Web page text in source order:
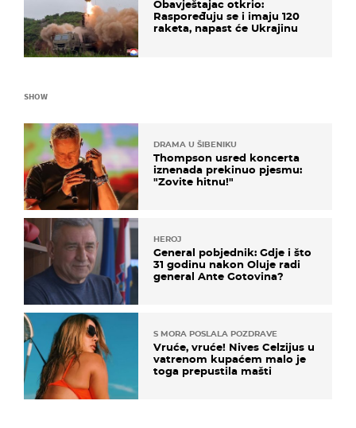
Obavještajac otkrio:
Raspoređuju se i imaju 120
raketa, napast će Ukrajinu
SHOW
DRAMA U ŠIBENIKU
Thompson usred koncerta
iznenada prekinuo pjesmu:
"Zovite hitnu!"
HEROJ
General pobjednik: Gdje i što
31 godinu nakon Oluje radi
general Ante Gotovina?
S MORA POSLALA POZDRAVE
Vruće, vruće! Nives Celzijus u
vatrenom kupaćem malo je
toga prepustila mašti